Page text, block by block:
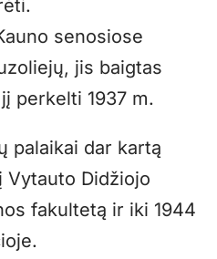
senosiose
jis baigtas
perkelti 1937 m.
palaikai dar kartą
Vytauto Didžiojo
fakultetą ir iki 1944